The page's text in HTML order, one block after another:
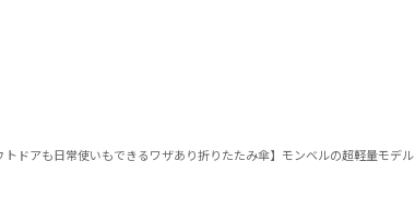
トドアも日常使いもできるワザあり折りたたみ傘】モンベルの超軽量モデル